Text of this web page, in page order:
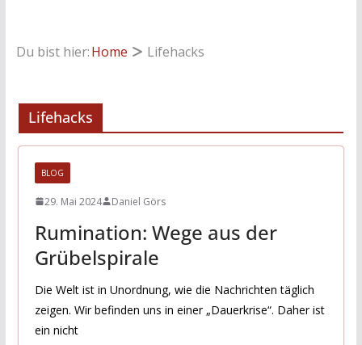
Du bist hier:Home Lifehacks
Lifehacks
BLOG
29. Mai 2024 Daniel Görs
Rumination: Wege aus der
Grübelspirale
Die Welt ist in Unordnung, wie die Nachrichten täglich
zeigen. Wir befinden uns in einer „Dauerkrise“. Daher ist
ein nicht